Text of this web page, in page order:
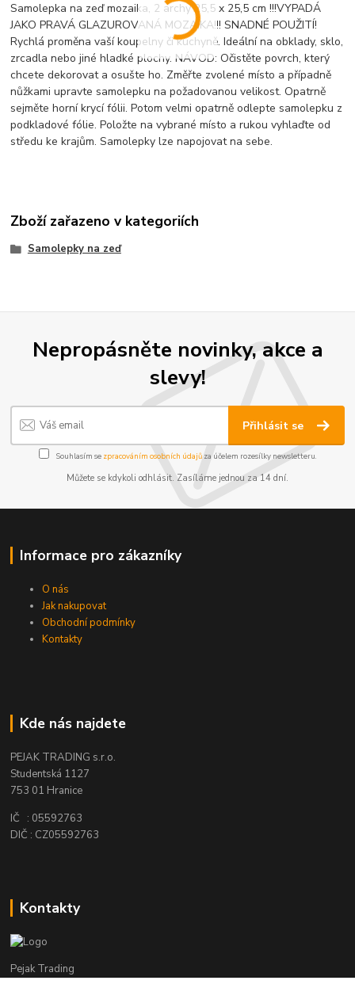
Samolepka na zeď mozaika, 2 archy 25,5 x 25,5 cm !!!VYPADÁ
JAKO PRAVÁ GLAZUROVANÁ MOZAIKA!!! SNADNÉ POUŽITÍ!
Rychlá proměna vaší koupelny či kuchyně. Ideální na obklady, sklo,
zrcadla nebo jiné hladké plochy. NÁVOD: Očistěte povrch, který
chcete dekorovat a osušte ho. Změřte zvolené místo a případně
nůžkami upravte samolepku na požadovanou velikost. Opatrně
sejměte horní krycí fólii. Potom velmi opatrně odlepte samolepku z
podkladové fólie. Položte na vybrané místo a rukou vyhlaďte od
středu ke krajům. Samolepky lze napojovat na sebe.
Zboží zařazeno v kategoriích
Samolepky na zeď
Nepropásněte novinky, akce a
slevy!
Přihlásit se
Souhlasím se zpracováním osobních údajůza účelem rozesílky newsletteru.
Můžete se kdykoli odhlásit. Zasíláme jednou za 14 dní.
Informace pro zákazníky
O nás
Jak nakupovat
Obchodní podmínky
Kontakty
Kde nás najdete
PEJAK TRADING s.r.o.
Studentská 1127
753 01 Hranice
IČ : 05592763
DIČ : CZ05592763
Kontakty
Pejak Trading